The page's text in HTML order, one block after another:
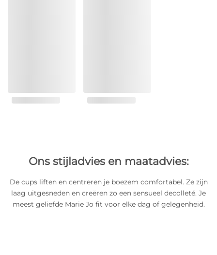
Ons stijladvies en maatadvies:
De cups liften en centreren je boezem comfortabel. Ze zijn
laag uitgesneden en creëren zo een sensueel decolleté. Je
meest geliefde Marie Jo fit voor elke dag of gelegenheid.